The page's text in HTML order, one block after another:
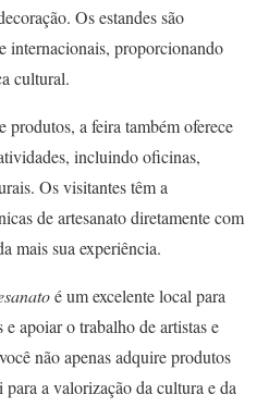
Os estandes são
internacionais, proporcionando
cultural.
produtos, a feira também oferece
incluindo oficinas,
Os visitantes têm a
de artesanato diretamente com
mais sua experiência.
é um excelente local para
apoiar o trabalho de artistas e
não apenas adquire produtos
a valorização da cultura e da